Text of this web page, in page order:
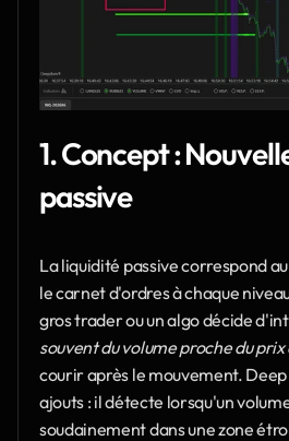
1. Concept :
passive
La liquidité passive correspond
le carnet d'ordres à chaque
gros trader ou un algo décide
souvent du volume proche du
courir après le mouvement.
ajouts : il détecte lorsqu'un
soudainement dans une zone